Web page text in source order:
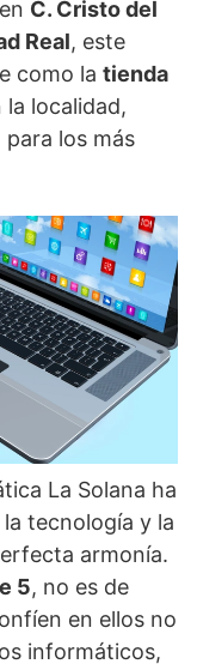
C. Cristo del
Real, este
como la tienda
la localidad,
los más
La Solana ha
tecnología y la
armonía.
5, no es de
en ellos no
informáticos,